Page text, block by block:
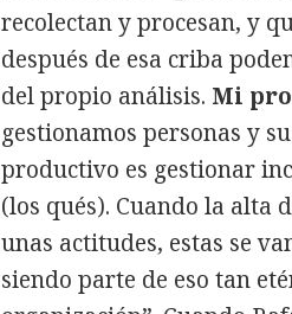
recolectan y procesan, y
después de esa criba
del propio análisis. Mi
gestionamos personas y
productivo es gestionar
(los qués). Cuando la alta
unas actitudes, estas se
siendo parte de eso tan